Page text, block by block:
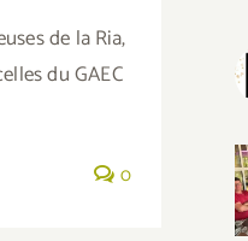
de la Ria,
du GAEC
0